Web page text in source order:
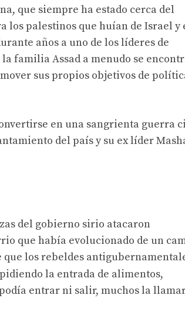
que siempre ha estado cerca del
los palestinos que huían de Israel y
años a uno de los líderes de
familia Assad a menudo se
sus propios objetivos de
en una sangrienta guerra
del país y su ex líder
del gobierno sirio atacaron
que había evolucionado de un
los rebeldes
la entrada de alimentos,
entrar ni salir, muchos la